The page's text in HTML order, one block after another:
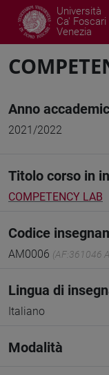
Università
Ca' Foscari
Venezia
Anno
2021/2022
Titolo corso in
COMPETENCY LAB
Codice
AM0006 (AF:361046
Lingua di
Italiano
Modalità